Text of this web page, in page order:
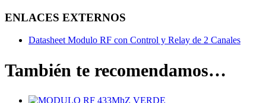
ENLACES EXTERNOS
Datasheet Modulo RF con Control y Relay de 2 Canales
También te recomendamos…